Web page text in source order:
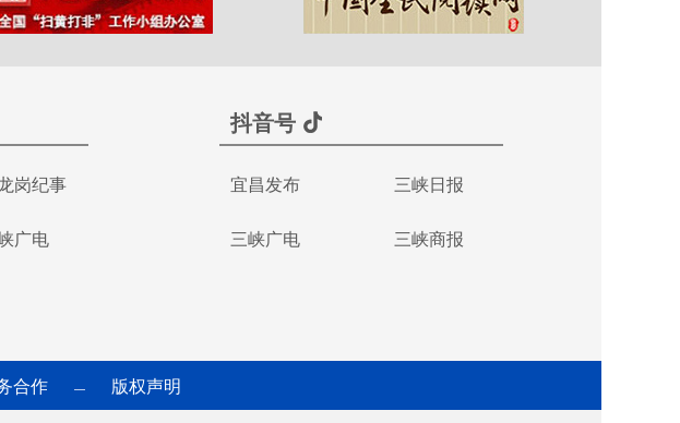
岗纪事
广电
抖音号
宜昌发布 三峡日报
三峡广电 三峡商报
合作 — 版权声明